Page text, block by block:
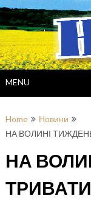
Skip
to
content
MENU
Home
Новини
НА ВОЛИНІ
НА